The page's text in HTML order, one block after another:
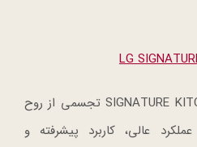
آشپزخانه توکار SIGNATURE KITCHEN SUITE تجسمی از روح
عملکرد عالی، کاربرد پیشرفته و